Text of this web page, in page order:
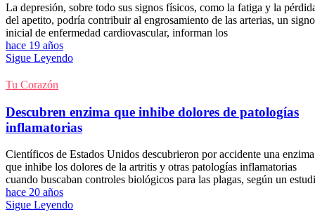
La depresión, sobre todo sus signos físicos, como la fatiga y la
del apetito, podría contribuir al engrosamiento de las arterias, un signo
inicial de enfermedad cardiovascular, informan los
hace 19 años
Sigue Leyendo
Tu Corazón
Descubren enzima que inhibe dolores de patologías
inflamatorias
Científicos de Estados Unidos descubrieron por accidente una enzima
que inhibe los dolores de la artritis y otras patologías inflamatorias
cuando buscaban controles biológicos para las plagas, según un
hace 20 años
Sigue Leyendo